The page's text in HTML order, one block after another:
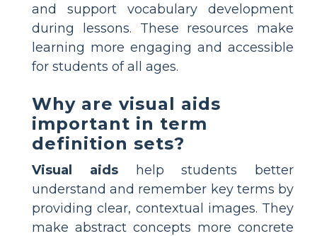
and support vocabulary development
during lessons. These resources make
learning more engaging and accessible
for students of all ages.
Why are visual aids
important in term
definition sets?
Visual aidshelp students better
understand and remember key terms by
providing clear, contextual images. They
make abstract concepts more concrete